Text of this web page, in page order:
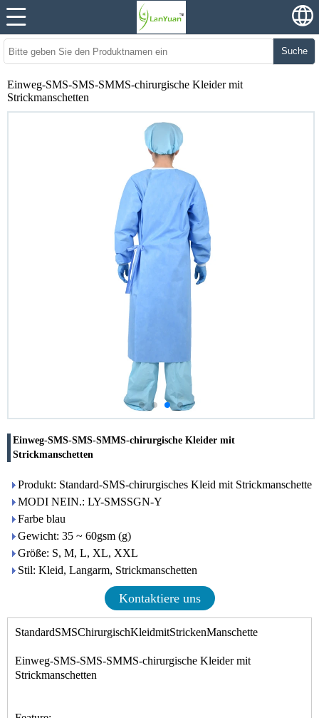
Suche
Einweg-SMS-SMS-SMMS-chirurgische Kleider mit
Strickmanschetten
Einweg-SMS-SMS-SMMS-chirurgische Kleider mit
Strickmanschetten
Produkt: Standard-SMS-chirurgisches Kleid mit Strickmanschette
MODI NEIN.: LY-SMSSGN-Y
Farbe blau
Gewicht: 35 ~ 60gsm (g)
Größe: S, M, L, XL, XXL
Stil: Kleid, Langarm, Strickmanschetten
Kontaktiere uns
StandardSMSChirurgischKleidmitStrickenManschette
Einweg-SMS-SMS-SMMS-chirurgische Kleider mit
Strickmanschetten